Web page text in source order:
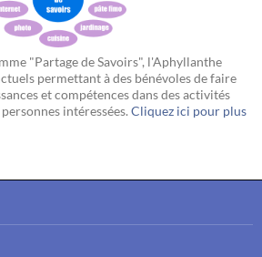
"Partage de Savoirs", l'Aphyllanthe
permettant à des bénévoles de faire
et compétences dans des activités
intéressées. Cliquez ici pour plus